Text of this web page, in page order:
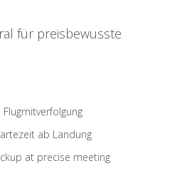
für preisbewusste
ab Landung
at precise meeting